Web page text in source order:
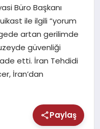
Büro Başkanı
ile ilgili “yorum
artan gerilimde
güvenliği
etti. İran Tehdidi
İran’dan
Paylaş